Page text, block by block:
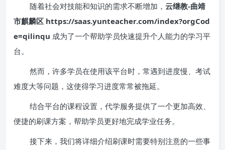
随着社会对技能和知识的需求不断增加， 云继教-曲靖
市麒麟区 https://saas.yunteacher.com/index?orgCod
e=qilinqu 成为了一个帮助学员快速提升个人能力的学习平
台。
然而，许多学员在使用该平台时，常遇到进度慢、考试
难度大等问题，这使得学习进度常常被拖延。
结合平台的课程设置，代学服务提供了一个更加高效、
便捷的刷课方案，帮助学员更好地完成学业任务。
接下来，我们将详细介绍刷课时需要特别注意的一些事